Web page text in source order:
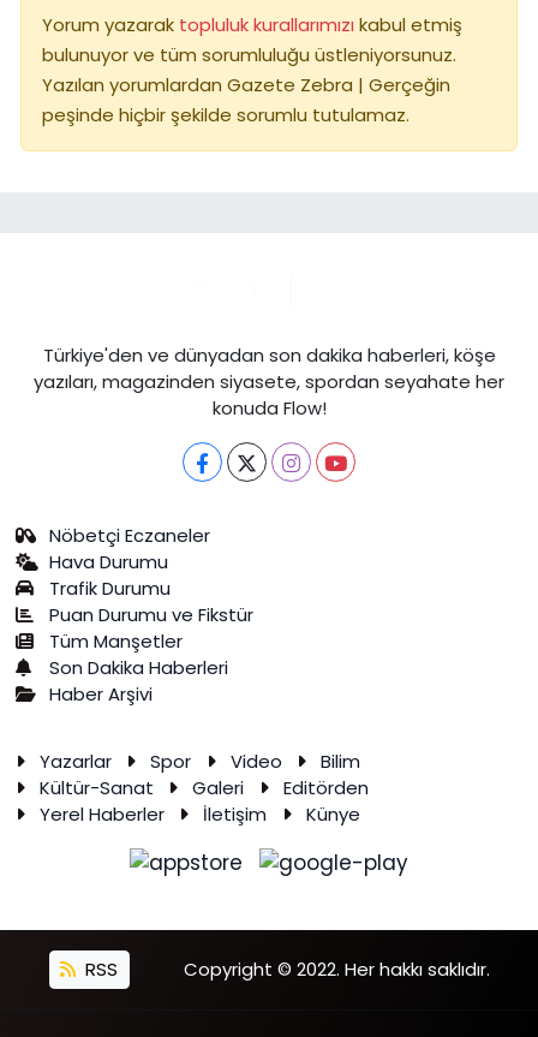
Yorum yazarak topluluk kurallarımızı kabul etmiş
bulunuyor ve tüm sorumluluğu üstleniyorsunuz.
Yazılan yorumlardan Gazete Zebra | Gerçeğin
peşinde hiçbir şekilde sorumlu tutulamaz.
Türkiye'den ve dünyadan son dakika haberleri, köşe
yazıları, magazinden siyasete, spordan seyahate her
konuda Flow!
Nöbetçi Eczaneler
Hava Durumu
Trafik Durumu
Puan Durumu ve Fikstür
Tüm Manşetler
Son Dakika Haberleri
Haber Arşivi
Yazarlar Spor Video
Bilim
Kültür-Sanat
Galeri
Editörden
Yerel Haberler
İletişim Künye
RSS Copyright © 2022. Her hakkı saklıdır.